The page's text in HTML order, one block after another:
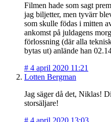
Filmen hade som sagt
jag biljetter, men tyvärr
som skulle födas i mitten
ankomst på juldagens
förlossning (där alla
bytas ut) anlände han
# 4 april 2020 11:21
Lotten Bergman
Jag säger då det, Niklas!
storsäljare!
# 4 april 2020 13:03